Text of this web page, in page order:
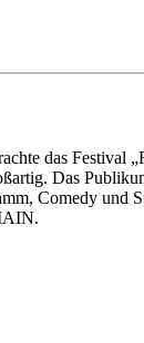
das Festival
Das
Comedy und